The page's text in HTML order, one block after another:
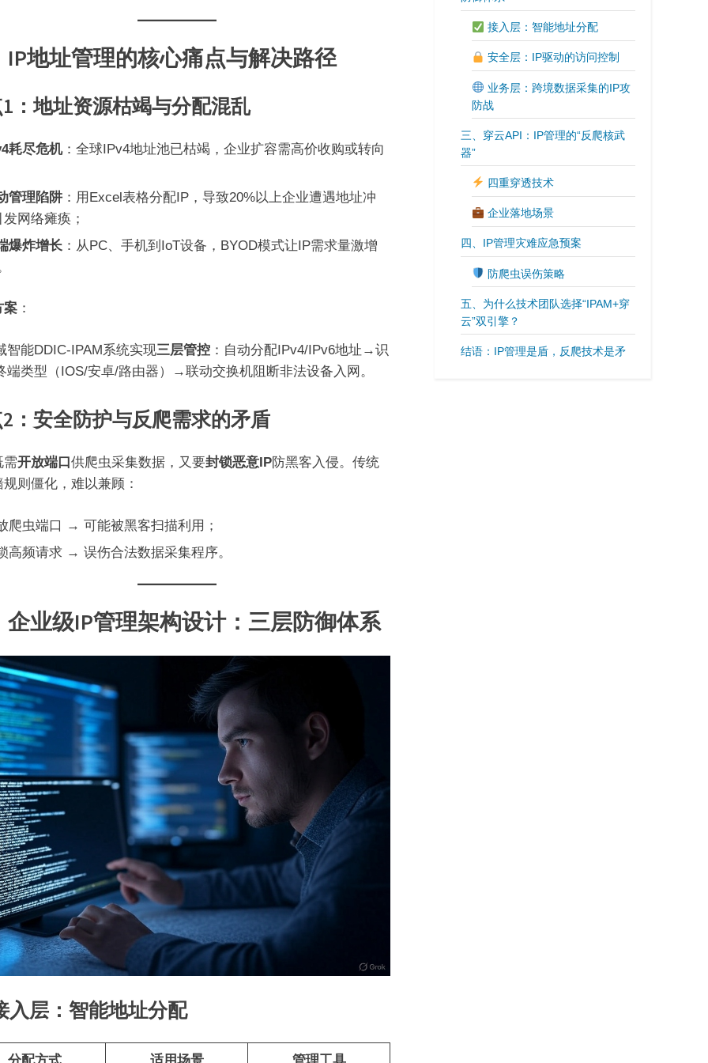
IP地址管理的核心痛点与解决路径
：地址资源枯竭与分配混乱​
耗尽危机​​：全球IPv4地址池已枯竭，企业扩容需高价收购或转向
管理陷阱​ ​：用Excel表格分配IP，导致20%以上企业遭遇地址冲
网络瘫痪；
爆炸增长​ ​：从PC、手机到IoT设备，BYOD模式让IP需求量激增
案​ ​：
智能DDIC-IPAM系统实现​​三层管控​ ​：自动分配IPv4/IPv6地址→识
端类型（IOS/安卓/路由器）→联动交换机阻断非法设备入网。
：安全防护与反爬需求的矛盾​
需​​开放端口​ ​供爬虫采集数据，又要​​封锁恶意IP​​防黑客入侵。传统
则僵化，难以兼顾：
爬虫端口 → 可能被黑客扫描利用；
高频请求 → 误伤合法数据采集程序。
企业级IP管理架构设计：三层防御体系
入层：智能地址分配​
​​接入层：智能地址分配​​
​​安全层：IP驱动的访问控制​​
​​业务层：跨境数据采集的IP攻
防战​​
三、穿云API：IP管理的“反爬核武
器”
​​四重穿透技术​​
​​企业落地场景​​
四、IP管理灾难应急预案​
​​防爬虫误伤策略​​
五、为什么技术团队选择“IPAM+穿
云”双引擎？
结语：IP管理是盾，反爬技术是矛